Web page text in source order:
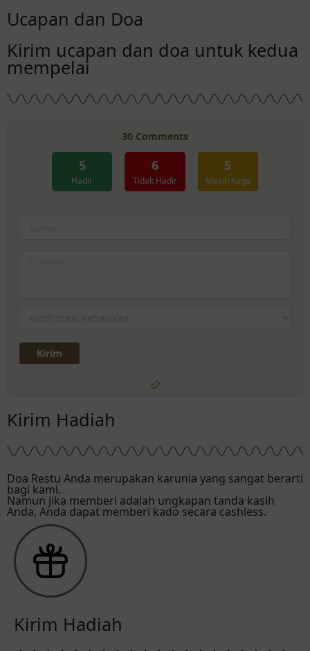
Ucapan dan Doa
Kirim ucapan dan doa untuk kedua
mempelai
30 Comments
5
Hadir
6
Tidak Hadir
5
Masih Ragu
Kirim Hadiah
Doa Restu Anda merupakan karunia yang sangat berarti
bagi kami.
Namun jika memberi adalah ungkapan tanda kasih
Anda, Anda dapat memberi kado secara cashless.
Kirim Hadiah